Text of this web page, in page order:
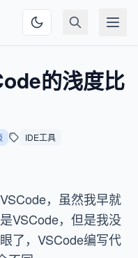
的浅度比
IDE工具
，虽然我早就
VSCode，但是我没
了，VSCode编写代